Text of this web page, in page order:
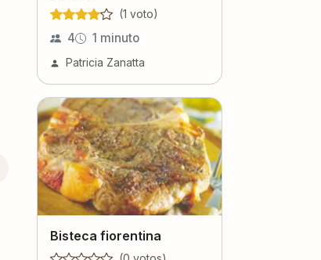
(1 voto)
4 1 minuto
Patricia Zanatta
Bisteca fiorentina